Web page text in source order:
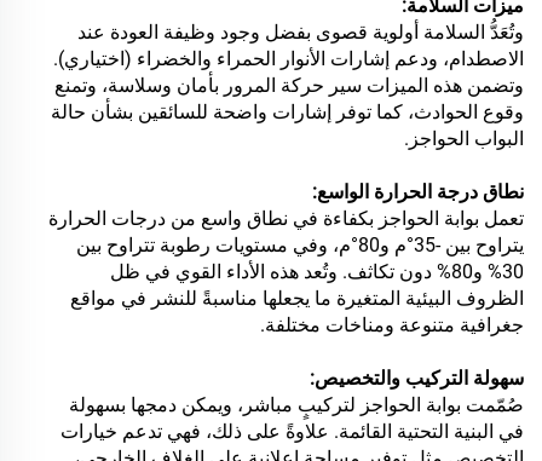
ميزات السلامة:
وتُعَدُّ السلامة أولوية قصوى بفضل وجود وظيفة العودة عند
الاصطدام، ودعم إشارات الأنوار الحمراء والخضراء (اختياري).
وتضمن هذه الميزات سير حركة المرور بأمان وسلاسة، وتمنع
وقوع الحوادث، كما توفر إشارات واضحة للسائقين بشأن حالة
البواب الحواجز.
نطاق درجة الحرارة الواسع:
تعمل بوابة الحواجز بكفاءة في نطاق واسع من درجات الحرارة
يتراوح بين -35°م و80°م، وفي مستويات رطوبة تتراوح بين
30% و80% دون تكاثف. وتُعد هذه الأداء القوي في ظل
الظروف البيئية المتغيرة ما يجعلها مناسبةً للنشر في مواقع
جغرافية متنوعة ومناخات مختلفة.
سهولة التركيب والتخصيص:
صُمّمت بوابة الحواجز لتركيبٍ مباشر، ويمكن دمجها بسهولة
في البنية التحتية القائمة. علاوةً على ذلك، فهي تدعم خيارات